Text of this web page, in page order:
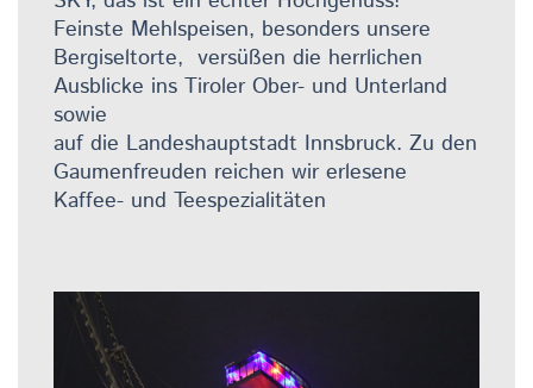
Feinste Mehlspeisen, besonders unsere
Bergiseltorte, versüßen die herrlichen
Ausblicke ins Tiroler Ober- und Unterland
sowie
auf die Landeshauptstadt Innsbruck. Zu den
Gaumenfreuden reichen wir erlesene
Kaffee- und Teespezialitäten